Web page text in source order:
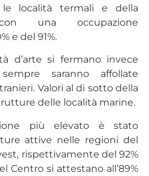
località termali e della
con una occupazione
e del 91%.
d’arte si fermano invece
saranno affollate
Valori al di sotto della
delle località marine.
più elevato è stato
attive nelle regioni del
rispettivamente del 92%
Centro si attestano all’89%